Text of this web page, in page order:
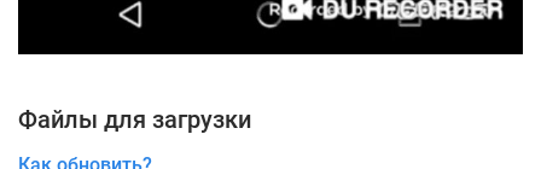
Файлы для загрузки